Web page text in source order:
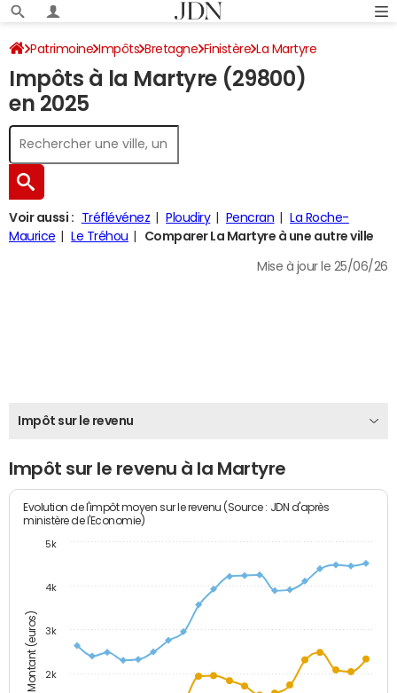
Patrimoine Impôts Bretagne Finistère La Martyre
Impôt sur le revenu
Impôts à la Martyre (29800)
en 2025
Voir aussi : Tréflévénez Ploudiry Pencran
La Roche-
Maurice
Le Tréhou Comparer La Martyre à une autre ville
Mise à jour le 25/06/26
Impôt sur le revenu
Impôt sur le revenu à la Martyre
Montant (euros)
Evolution de l'impôt moyen sur le revenu (Source : JDN d'après
ministère de l'Economie)
2k
3k
4k
5k